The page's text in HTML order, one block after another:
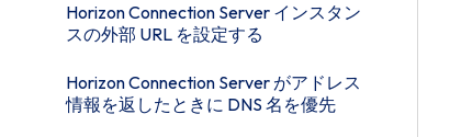
Horizon Connection Server インスタン
スの外部 URL を設定する
Horizon Connection Server がアドレス
情報を返したときに DNS 名を優先